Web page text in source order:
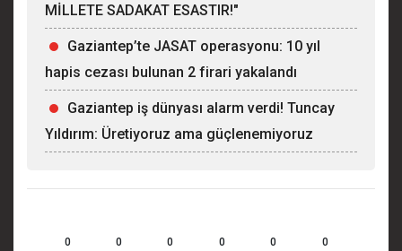
MİLLETE SADAKAT ESASTIR!"
Gaziantep’te JASAT operasyonu: 10 yıl
hapis cezası bulunan 2 firari yakalandı
Gaziantep iş dünyası alarm verdi! Tuncay
Yıldırım: Üretiyoruz ama güçlenemiyoruz
0 0 0 0 0 0